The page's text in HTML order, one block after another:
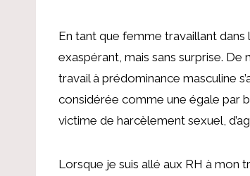
En tant que femme travaillant
exaspérant, mais sans surprise.
travail à prédominance masculine
considérée comme une égale par
victime de harcèlement sexuel,
Lorsque je suis allé aux RH à mon